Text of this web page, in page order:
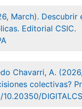
March).
Editorial CSIC.
Chavarri, A.
colectivas?